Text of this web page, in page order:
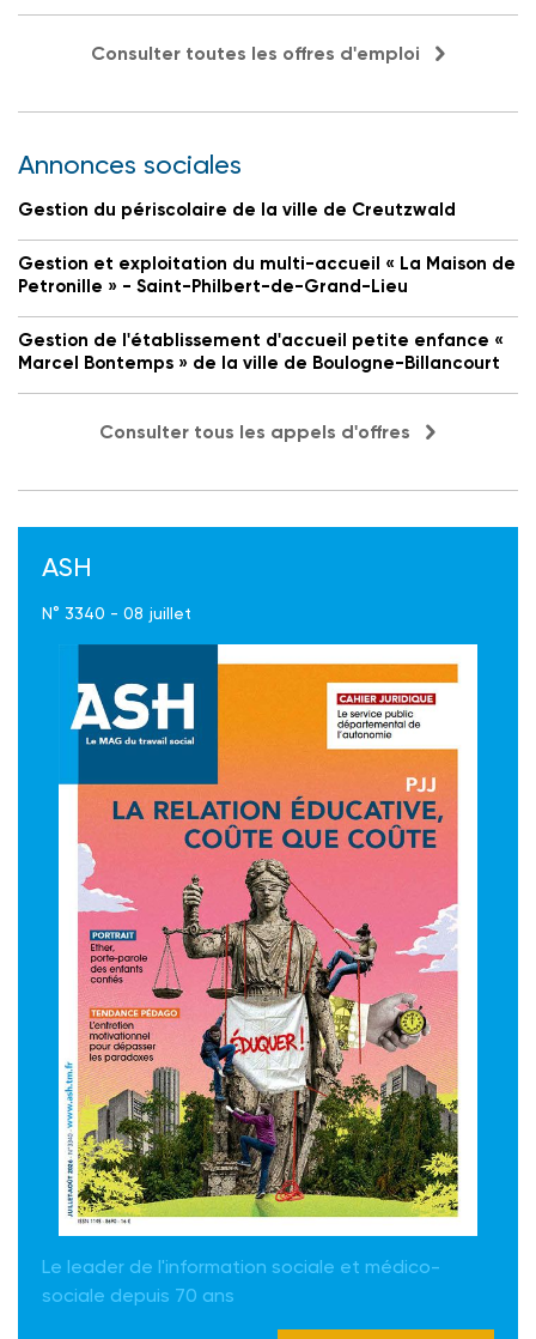
Consulter toutes les offres d'emploi
Annonces sociales
Gestion du périscolaire de la ville de Creutzwald
Gestion et exploitation du multi-accueil « La Maison de
Petronille » - Saint-Philbert-de-Grand-Lieu
Gestion de l'établissement d'accueil petite enfance «
Marcel Bontemps » de la ville de Boulogne-Billancourt
Consulter tous les appels d'offres
ASH
N° 3340 - 08 juillet
Le leader de l'information sociale et médico-
sociale depuis 70 ans